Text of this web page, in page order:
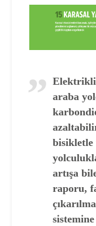
Elektrikli
araba
bisikletle
artışa
raporu,